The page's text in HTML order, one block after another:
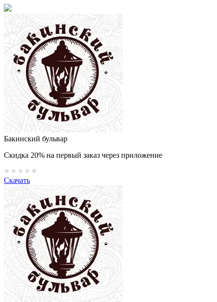
Бакинский бульвар
Скидка 20% на первый заказ через приложение
Скачать